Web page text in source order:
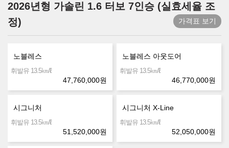
2026년형 가솔린 1.6 터보 7인승 (실효세율 조
정)
가격표 보기
노블레스
휘발유 13.5㎞/ℓ
47,760,000원
노블레스 아웃도어
휘발유 13.5㎞/ℓ
46,770,000원
시그니처
휘발유 13.5㎞/ℓ
51,520,000원
시그니처 X-Line
휘발유 13.5㎞/ℓ
52,050,000원